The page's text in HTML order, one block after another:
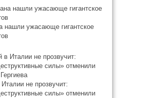
нашли ужасающе гигантское
не прозвучит:
силы» отменили